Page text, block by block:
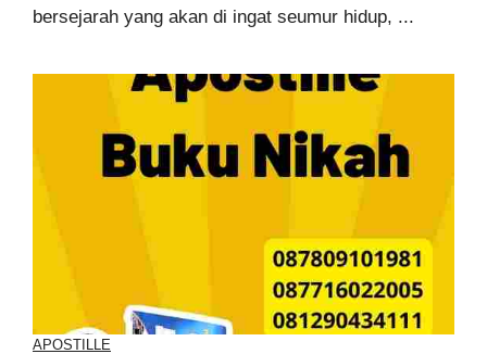
bersejarah yang akan di ingat seumur hidup, ...
APOSTILLE